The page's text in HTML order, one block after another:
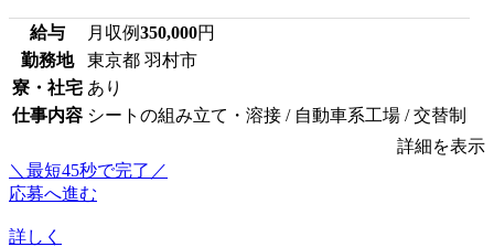
給与 月収例350,000円
勤務地
東京都 羽村市
寮・社宅 あり
仕事内容 シートの組み立て・溶接 / 自動車系工場 / 交替制
詳細を表示
＼最短45秒で完了／
応募へ進む
詳しく